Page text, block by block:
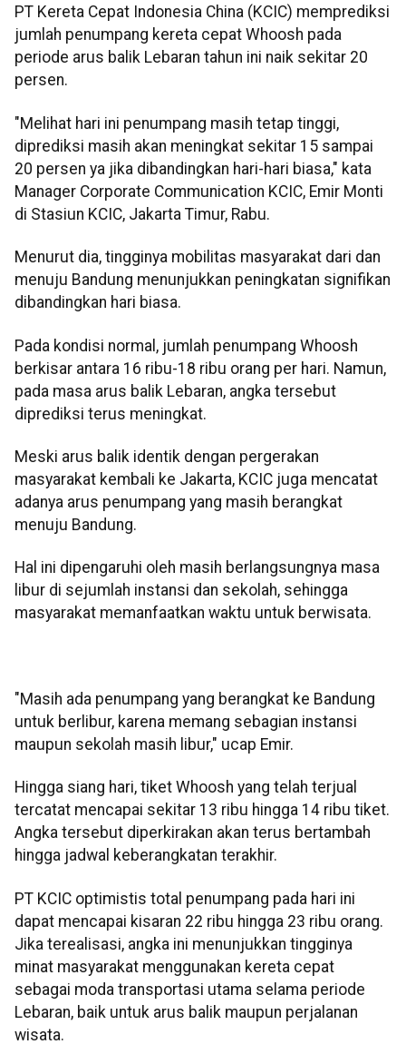
PT Kereta Cepat Indonesia China (KCIC) memprediksi
jumlah penumpang kereta cepat Whoosh pada
periode arus balik Lebaran tahun ini naik sekitar 20
persen.
"Melihat hari ini penumpang masih tetap tinggi,
diprediksi masih akan meningkat sekitar 15 sampai
20 persen ya jika dibandingkan hari-hari biasa," kata
Manager Corporate Communication KCIC, Emir Monti
di Stasiun KCIC, Jakarta Timur, Rabu.
Menurut dia, tingginya mobilitas masyarakat dari dan
menuju Bandung menunjukkan peningkatan signifikan
dibandingkan hari biasa.
Pada kondisi normal, jumlah penumpang Whoosh
berkisar antara 16 ribu-18 ribu orang per hari. Namun,
pada masa arus balik Lebaran, angka tersebut
diprediksi terus meningkat.
Meski arus balik identik dengan pergerakan
masyarakat kembali ke Jakarta, KCIC juga mencatat
adanya arus penumpang yang masih berangkat
menuju Bandung.
Hal ini dipengaruhi oleh masih berlangsungnya masa
libur di sejumlah instansi dan sekolah, sehingga
masyarakat memanfaatkan waktu untuk berwisata.
"Masih ada penumpang yang berangkat ke Bandung
untuk berlibur, karena memang sebagian instansi
maupun sekolah masih libur," ucap Emir.
Hingga siang hari, tiket Whoosh yang telah terjual
tercatat mencapai sekitar 13 ribu hingga 14 ribu tiket.
Angka tersebut diperkirakan akan terus bertambah
hingga jadwal keberangkatan terakhir.
PT KCIC optimistis total penumpang pada hari ini
dapat mencapai kisaran 22 ribu hingga 23 ribu orang.
Jika terealisasi, angka ini menunjukkan tingginya
minat masyarakat menggunakan kereta cepat
sebagai moda transportasi utama selama periode
Lebaran, baik untuk arus balik maupun perjalanan
wisata.